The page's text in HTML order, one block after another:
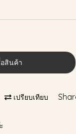
สินค้า
เปรียบเทียบ